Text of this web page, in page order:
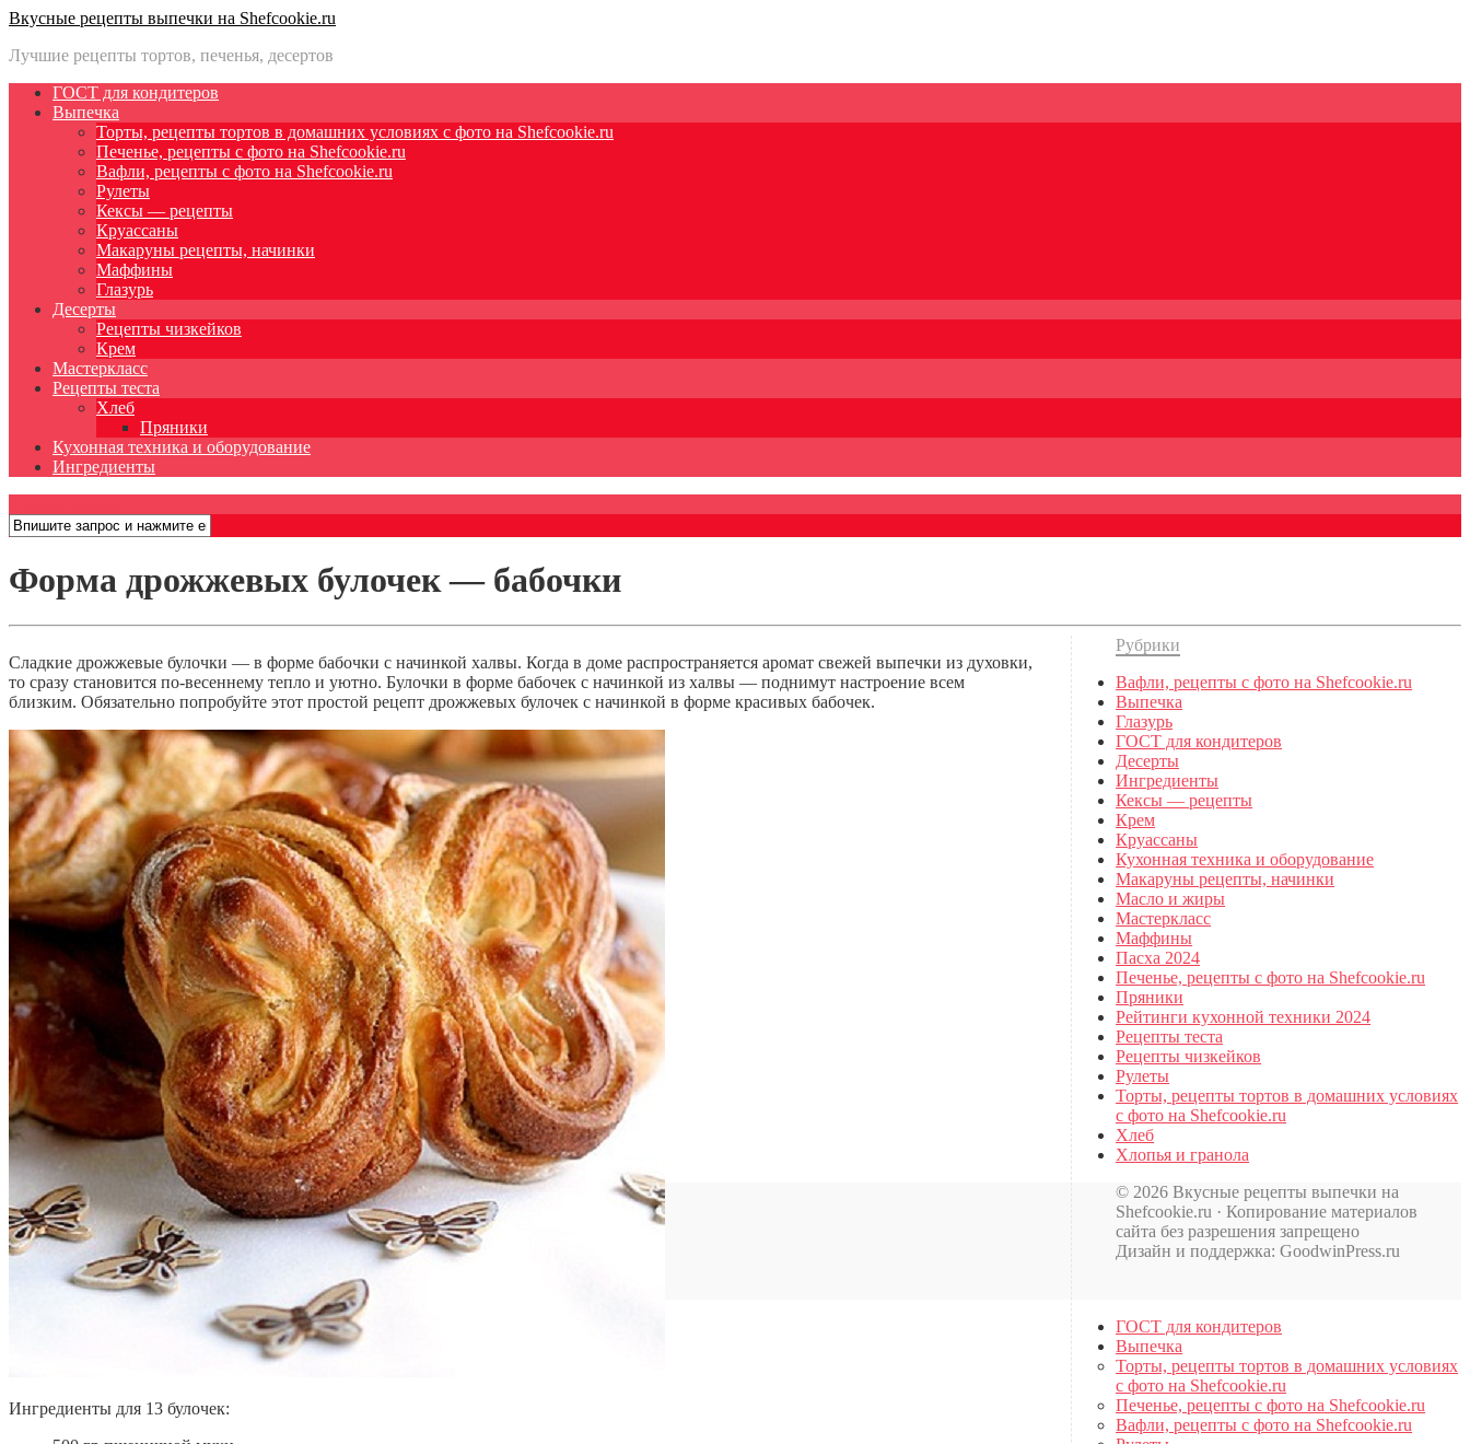
Вкусные рецепты выпечки на Shefcookie.ru
Лучшие рецепты тортов, печенья, десертов
ГОСТ для кондитеров
Выпечка
Торты, рецепты тортов в домашних условиях с фото на Shefcookie.ru
Печенье, рецепты с фото на Shefcookie.ru
Вафли, рецепты с фото на Shefcookie.ru
Рулеты
Кексы — рецепты
Круассаны
Макаруны рецепты, начинки
Маффины
Глазурь
Десерты
Рецепты чизкейков
Крем
Мастеркласс
Рецепты теста
Хлеб
Пряники
Кухонная техника и оборудование
Ингредиенты
Форма дрожжевых булочек — бабочки
Сладкие дрожжевые булочки — в форме бабочки с начинкой халвы. Когда в доме распространяется аромат свежей выпечки из духовки,
то сразу становится по-весеннему тепло и уютно. Булочки в форме бабочек с начинкой из халвы — поднимут настроение всем
близким. Обязательно попробуйте этот простой рецепт дрожжевых булочек с начинкой в форме красивых бабочек.
Ингредиенты для 13 булочек:
Рубрики
Вафли, рецепты с фото на Shefcookie.ru
Выпечка
Глазурь
ГОСТ для кондитеров
Десерты
Ингредиенты
Кексы — рецепты
Крем
Круассаны
Кухонная техника и оборудование
Макаруны рецепты, начинки
Масло и жиры
Мастеркласс
Маффины
Пасха 2024
Печенье, рецепты с фото на Shefcookie.ru
Пряники
Рейтинги кухонной техники 2024
Рецепты теста
Рецепты чизкейков
Рулеты
Торты, рецепты тортов в домашних условиях
с фото на Shefcookie.ru
Хлеб
Хлопья и гранола
© 2026 Вкусные рецепты выпечки на
Shefcookie.ru · Копирование материалов
сайта без разрешения запрещено
Дизайн и поддержка: GoodwinPress.ru
ГОСТ для кондитеров
Выпечка
Торты, рецепты тортов в домашних условиях
с фото на Shefcookie.ru
Печенье, рецепты с фото на Shefcookie.ru
Вафли, рецепты с фото на Shefcookie.ru